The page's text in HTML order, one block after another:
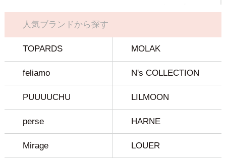
人気ブランドから探す
TOPARDS MOLAK
feliamo N's COLLECTION
PUUUUCHU LILMOON
perse HARNE
Mirage LOUER